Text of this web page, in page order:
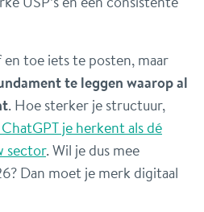
toe iets te posten, maar
te leggen waarop al
. Hoe sterker je structuur,
je herkent als dé
sector. Wil je dus mee
Dan moet je merk digitaal